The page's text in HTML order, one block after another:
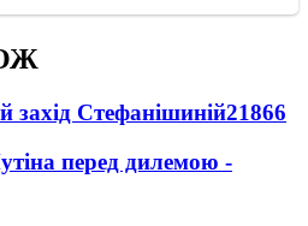
захід Стефанішиній21866
перед дилемою -